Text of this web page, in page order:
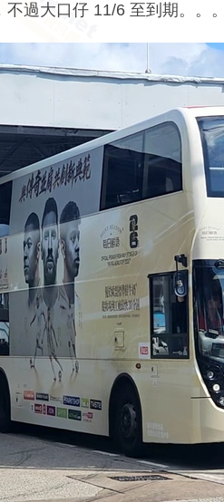
過大口仔 11/6 至到期。。。